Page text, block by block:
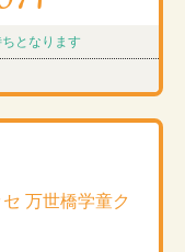
となります
万世橋学童ク